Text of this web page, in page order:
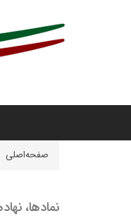
صفحه‌اصلی
نمادها،